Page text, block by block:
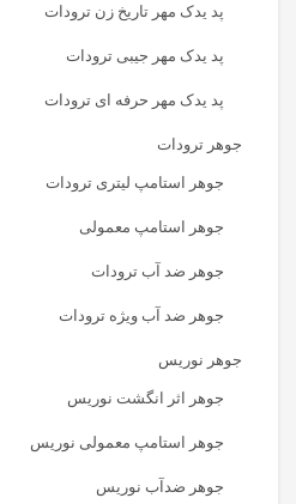
پد یدک مهر تاریخ زن ترودات
پد یدک مهر جیبی ترودات
پد یدک مهر حرفه ای ترودات
جوهر ترودات
جوهر استامپ لیتری ترودات
جوهر استامپ معمولی
جوهر ضد آب ترودات
جوهر ضد آب ویژه ترودات
جوهر نوریس
جوهر اثر انگشت نوریس
جوهر استامپ معمولی نوریس
جوهر ضدآب نوریس